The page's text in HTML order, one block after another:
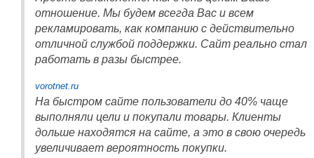
отношение. Мы будем всегда Вас и всем
рекламировать, как компанию с действительно
отличной службой поддержки. Сайт реально стал
работать в разы быстрее.
vorotnet.ru
На быстром сайте пользователи до 40% чаще
выполняли цели и покупали товары. Клиенты
дольше находятся на сайте, а это в свою очередь
увеличивает вероятность покупки.